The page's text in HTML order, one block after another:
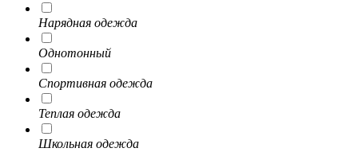
Нарядная одежда
Однотонный
Спортивная одежда
Теплая одежда
Школьная одежда